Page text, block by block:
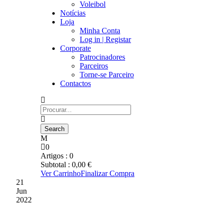
Voleibol
Notícias
Loja
Minha Conta
Log in | Registar
Corporate
Patrocinadores
Parceiros
Torne-se Parceiro
Contactos
0
Artigos : 0
Subtotal : 0,00 €
Ver CarrinhoFinalizar Compra
21
Jun
2022